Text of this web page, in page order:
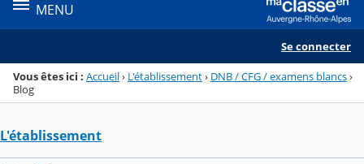
MENU
Se connecter
Vous êtes ici : Accueil› L'établissement› DNB / CFG / examens blancs›
Blog
L'établissement